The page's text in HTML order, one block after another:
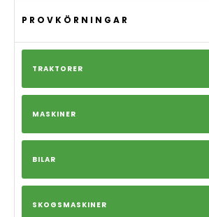
PROVKÖRNINGAR
TRAKTORER
MASKINER
BILAR
SKOGSMASKINER